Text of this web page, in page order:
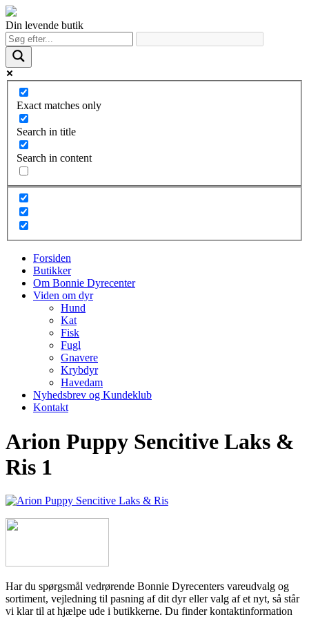
Din levende butik
Exact matches only
Search in title
Search in content
Forsiden
Butikker
Om Bonnie Dyrecenter
Viden om dyr
Hund
Kat
Fisk
Fugl
Gnavere
Krybdyr
Havedam
Nyhedsbrev og Kundeklub
Kontakt
Arion Puppy Sencitive Laks &
Ris 1
Har du spørgsmål vedrørende Bonnie Dyrecenters vareudvalg og
sortiment, vejledning til pasning af dit dyr eller valg af et nyt, så står
vi klar til at hjælpe ude i butikkerne. Du finder kontaktinformation